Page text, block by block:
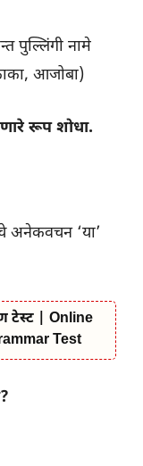
पुल्लिंगी नामे
आजोबा)
रूप शोधा.
अनेकवचन ‘या’
टेस्ट | Online
Test